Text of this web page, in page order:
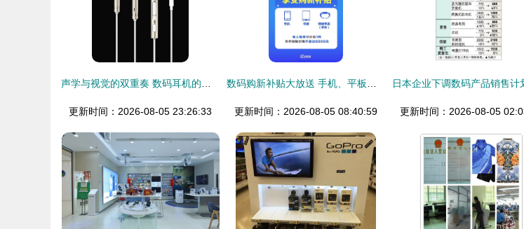
更新时间：2026-08-05 23:26:33 更新时间：2026-08-05 08:40:59 更新时间：2026-08-05